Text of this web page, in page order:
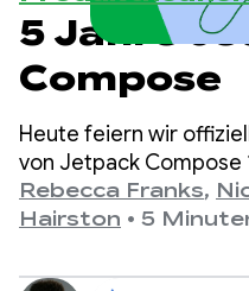
5 Jahre
Compose
Heute feiern wir
von Jetpack Compose
28. Juli 2021
Version 1.11 haben
Feiern.
Rebecca Franks,
Hairston • 5